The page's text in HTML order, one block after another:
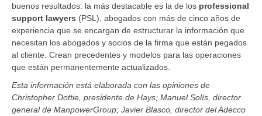
buenos resultados: la más destacable es la de los professional
support lawyers (PSL), abogados con más de cinco años de
experiencia que se encargan de estructurar la información que
necesitan los abogados y socios de la firma que están pegados
al cliente. Crean precedentes y modelos para las operaciones
que están permanentemente actualizados.
Esta información está elaborada con las opiniones de
Christopher Dottie, presidente de Hays; Manuel Solís, director
general de ManpowerGroup; Javier Blasco, director del Adecco